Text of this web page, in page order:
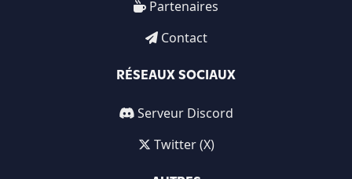
Partenaires
Contact
RÉSEAUX SOCIAUX
Serveur Discord
Twitter (X)